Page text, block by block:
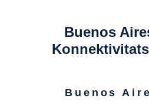
Buenos
Buenos